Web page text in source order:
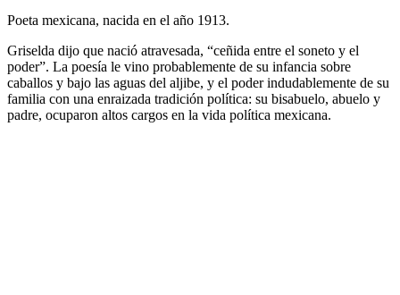
Poeta mexicana, nacida en el año 1913.
Griselda dijo que nació atravesada, “ceñida entre el soneto y el
poder”. La poesía le vino probablemente de su infancia sobre
caballos y bajo las aguas del aljibe, y el poder indudablemente de su
familia con una enraizada tradición política: su bisabuelo, abuelo y
padre, ocuparon altos cargos en la vida política mexicana.